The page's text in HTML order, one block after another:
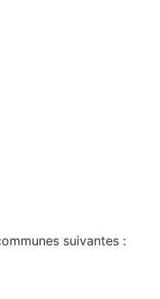
suivantes :